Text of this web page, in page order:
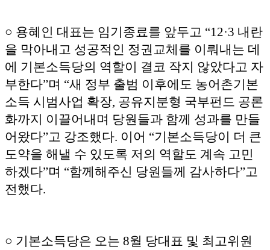
○ 용혜인 대표는 임기종료를 앞두고 “12·3 내란
을 막아내고 성공적인 정권교체를 이뤄내는 데
에 기본소득당의 역할이 결코 작지 않았다고 자
부한다”며 “새 정부 출범 이후에도 농어촌기본
소득 시범사업 확장, 공유지분형 국부펀드 공론
화까지 이끌어내며 당원들과 함께 성과를 만들
어왔다”고 강조했다. 이어 “기본소득당이 더 큰
도약을 해낼 수 있도록 저의 역할도 계속 고민
하겠다”며 “함께해주신 당원들께 감사하다”고
전했다.
○ 기본소득당은 오는 8월 당대표 및 최고위원